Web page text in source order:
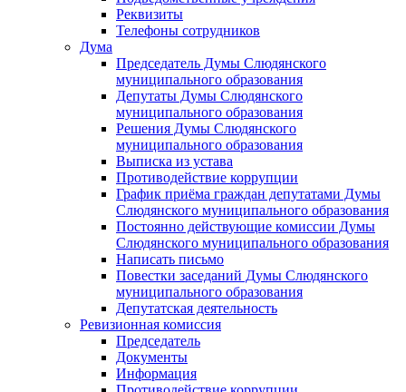
Реквизиты
Телефоны сотрудников
Дума
Председатель Думы Слюдянского
муниципального образования
Депутаты Думы Слюдянского
муниципального образования
Решения Думы Слюдянского
муниципального образования
Выписка из устава
Противодействие коррупции
График приёма граждан депутатами Думы
Слюдянского муниципального образования
Постоянно действующие комиссии Думы
Слюдянского муниципального образования
Написать письмо
Повестки заседаний Думы Слюдянского
муниципального образования
Депутатская деятельность
Ревизионная комиссия
Председатель
Документы
Информация